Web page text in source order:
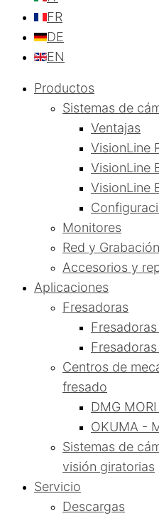
FR
DE
EN
Productos
Sistemas de
Ventajas
VisionLine
VisionLine
VisionLine
Monitores
Red y Grabación
Accesorios y
Aplicaciones
Fresadoras
Centros de
fresado
DMG
OKUMA -
Sistemas de
visión giratorias
Servicio
Descargas